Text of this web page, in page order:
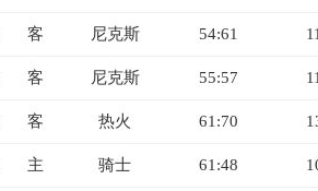
客 尼克斯 54:61
客 尼克斯 55:57
客 热火 61:70
主 骑士 61:48